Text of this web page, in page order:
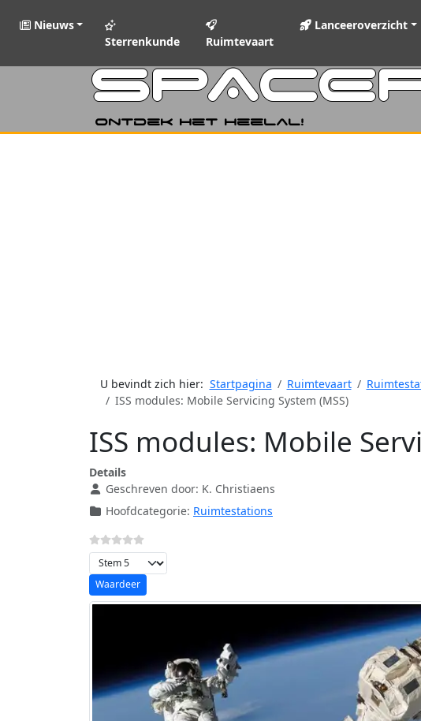
Nieuws
Sterrenkunde
Ruimtevaart
Lanceeroverzicht
Ontdek het heelal!
U bevindt zich hier: Startpagina Ruimtevaart
ISS modules: Mobile Servicing System (MSS)
ISS modules: Mobile
Details
Geschreven door: K. Christiaens
Hoofdcategorie: Ruimtestations
Voeg waardering toe